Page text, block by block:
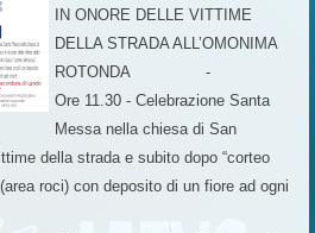
IN ONORE DELLE VITTIME
DELLA STRADA ALL’OMONIMA
ROTONDA -
Ore 11.30 - Celebrazione Santa
Messa nella chiesa di San
della strada e subito dopo “corteo
roci) con deposito di un fiore ad ogni